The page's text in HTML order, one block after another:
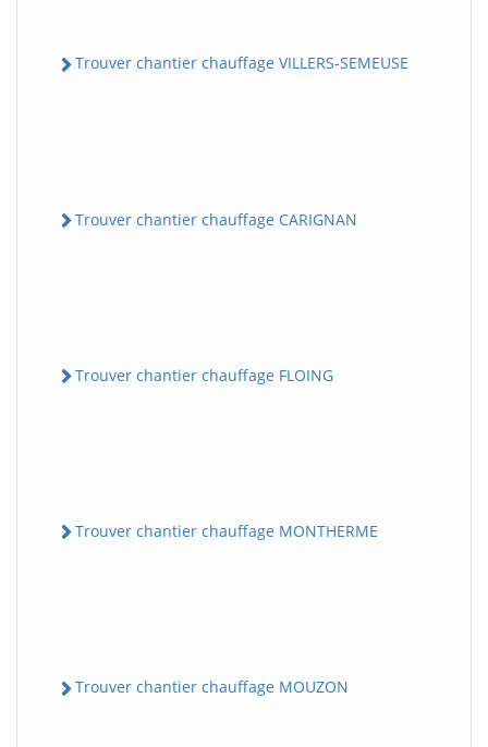
Trouver chantier chauffage VILLERS-SEMEUSE
Trouver chantier chauffage CARIGNAN
Trouver chantier chauffage FLOING
Trouver chantier chauffage MONTHERME
Trouver chantier chauffage MOUZON